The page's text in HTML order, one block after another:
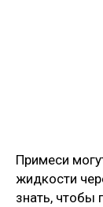
Примеси
жидкости
знать, чтобы